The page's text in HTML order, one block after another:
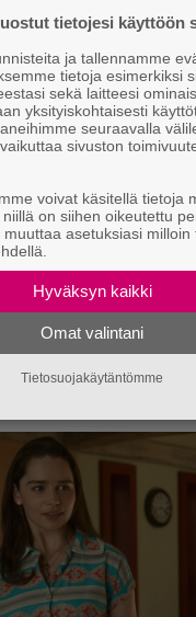
pudotti Linda
pakeni
tietojesi käyttöön
ja tallennamme
tietoja esimerkiksi
sekä laitteesi
yksityiskohtaisesti
seuraavalla
sivuston
voivat käsitellä tietoja
on siihen oikeutettu
asetuksiasi milloin
Hyväksyn kaikki
Omat valintani
Tietosuojakäytäntömme